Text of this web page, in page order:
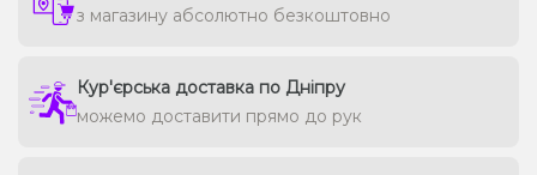
з магазину абсолютно безкоштовно
Кур'єрська доставка по Дніпру
можемо доставити прямо до рук